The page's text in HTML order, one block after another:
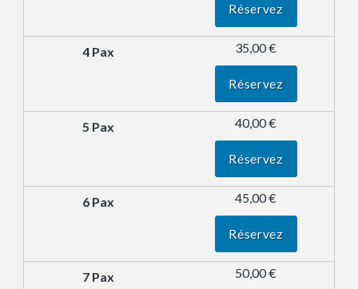
Réservez
35,00 €
Réservez
40,00 €
Réservez
45,00 €
Réservez
50,00 €